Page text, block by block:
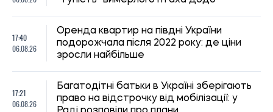
06.08.26
Новий контракт у війську: Міноборони
пояснило правила розрахунку
майбутньої відстрочки
06.08.26
Абітурієнти отримали рекомендації
щодо зарахування: МОН нагадало про
терміни підтвердження місця